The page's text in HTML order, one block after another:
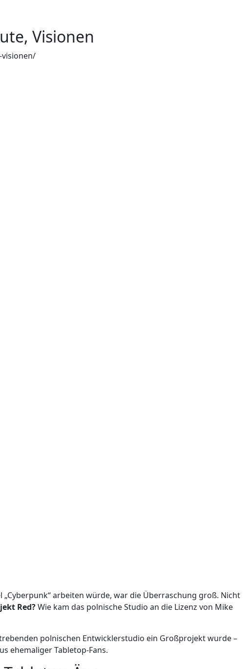
Visionen
arbeiten würde, war die Überraschung groß. Nicht
Red?Wie kam das polnische Studio an die Lizenz von Mike
polnischen Entwicklerstudio ein Großprojekt wurde –
ehemaliger Tabletop-Fans.